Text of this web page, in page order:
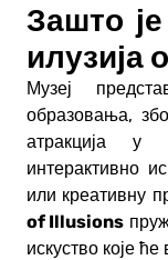
Зашто
илузија
Музеј
образовања,
атракција у
интерактивно
или креативну
of Illusions
искуство које